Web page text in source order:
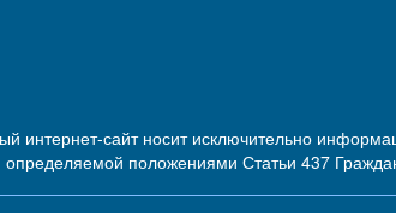
интернет-сайт носит исключительно
положениями Статьи 437